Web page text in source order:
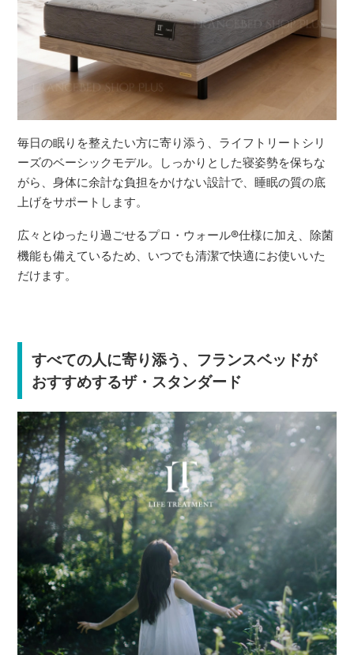
毎日の眠りを整えたい方に寄り添う、ライフトリートシリ
ーズのベーシックモデル。しっかりとした寝姿勢を保ちな
がら、身体に余計な負担をかけない設計で、睡眠の質の底
上げをサポートします。
広々とゆったり過ごせるプロ・ウォール®仕様に加え、除菌
機能も備えているため、いつでも清潔で快適にお使いいた
だけます。
すべての人に寄り添う、フランスベッドが
おすすめするザ・スタンダード